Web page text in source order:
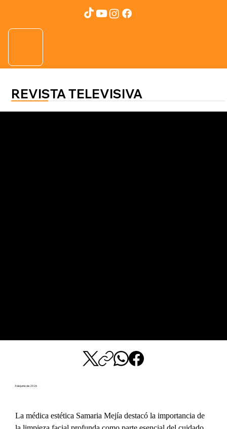
REVISTA TELEVISIVA
3 de junio de 2026
La médica estética Samaria Mejía destacó la importancia de